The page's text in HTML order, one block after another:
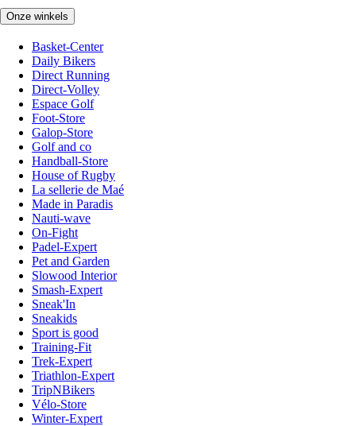
Onze winkels
Basket-Center
Daily Bikers
Direct Running
Direct-Volley
Espace Golf
Foot-Store
Galop-Store
Golf and co
Handball-Store
House of Rugby
La sellerie de Maé
Made in Paradis
Nauti-wave
On-Fight
Padel-Expert
Pet and Garden
Slowood Interior
Smash-Expert
Sneak'In
Sneakids
Sport is good
Training-Fit
Trek-Expert
Triathlon-Expert
TripNBikers
Vélo-Store
Winter-Expert